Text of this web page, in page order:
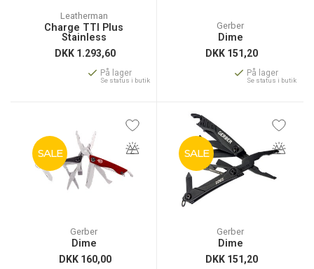
Leatherman
Charge TTI Plus
Stainless
DKK 1.293,60
På lager
Se status i butik
Gerber
Dime
DKK 151,20
På lager
Se status i butik
SALE
Gerber
Dime
DKK 160,00
SALE
Gerber
Dime
DKK 151,20